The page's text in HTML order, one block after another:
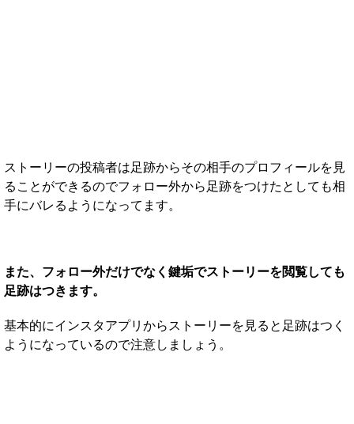
ストーリーの投稿者は足跡からその相手のプロフィールを見
ることができるのでフォロー外から足跡をつけたとしても相
手にバレるようになってます。
また、フォロー外だけでなく鍵垢でストーリーを閲覧しても
足跡はつきます。
基本的にインスタアプリからストーリーを見ると足跡はつく
ようになっているので注意しましょう。